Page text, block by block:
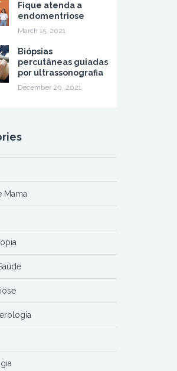
Fique atenda a
endomentriose
March 15, 2021
Biópsias
percutâneas guiadas
por ultrassonografia
December 20, 2021
Mama